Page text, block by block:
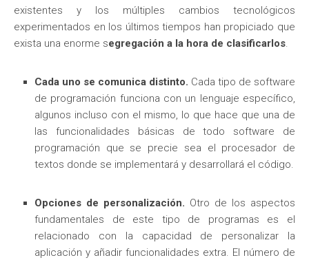
existentes y los múltiples cambios tecnológicos
experimentados en los últimos tiempos han propiciado que
exista una enorme segregación a la hora de clasificarlos.
Cada uno se comunica distinto. Cada tipo de software
de programación funciona con un lenguaje específico,
algunos incluso con el mismo, lo que hace que una de
las funcionalidades básicas de todo software de
programación que se precie sea el procesador de
textos donde se implementará y desarrollará el código.
Opciones de personalización. Otro de los aspectos
fundamentales de este tipo de programas es el
relacionado con la capacidad de personalizar la
aplicación y añadir funcionalidades extra. El número de